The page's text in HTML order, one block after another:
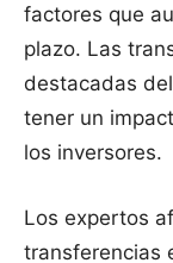
factores que
plazo. Las
destacadas
tener un
los inversores.
Los expertos
transferencias